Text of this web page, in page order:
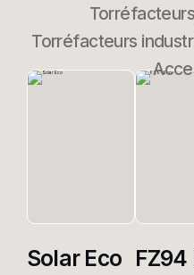
Produits
Torréfacteurs
Solar Eco FZ94